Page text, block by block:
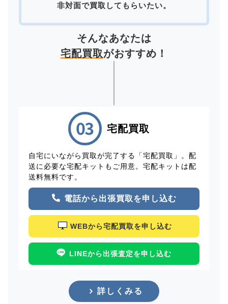
非対面で買取してもらいたい。
そんなあなたは
宅配買取がおすすめ！
宅配買取
自宅にいながら買取が完了する「宅配買取」。配
送に必要な宅配キットもご用意。宅配キットは配
送料無料です。
電話から出張買取を申し込む
WEBから宅配買取を申し込む
LINEから出張査定を申し込む
詳しくみる